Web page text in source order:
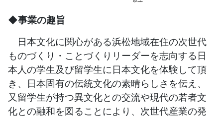
◆事業の趣旨
日本文化に関心がある浜松地域在住の次世代
ものづくり・ことづくりリーダーを志向する日
本人の学生及び留学生に日本文化を体験して頂
き、日本固有の伝統文化の素晴らしさを伝え、
又留学生が持つ異文化との交流や現代の若者文
化との融和を図ることにより、次世代産業の発